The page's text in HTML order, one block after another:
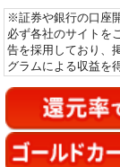
※証券や銀行の口座
必ず各社のサイトを
告を採用しており、
グラムによる収益を